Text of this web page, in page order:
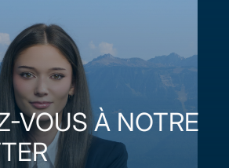
VOUS À NOTRE